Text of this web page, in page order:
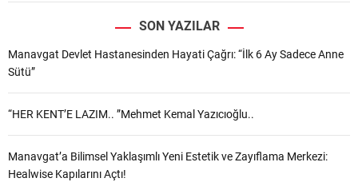
SON YAZILAR
Manavgat Devlet Hastanesinden Hayati Çağrı: “İlk 6 Ay Sadece Anne
Sütü”
“HER KENT’E LAZIM.. ”Mehmet Kemal Yazıcıoğlu..
Manavgat’a Bilimsel Yaklaşımlı Yeni Estetik ve Zayıflama Merkezi:
Healwise Kapılarını Açtı!